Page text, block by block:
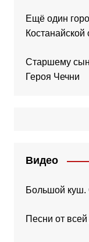
Ещё один
Костанайской
Старшему
Героя Чечни
Видео
Большой куш.
Песни от